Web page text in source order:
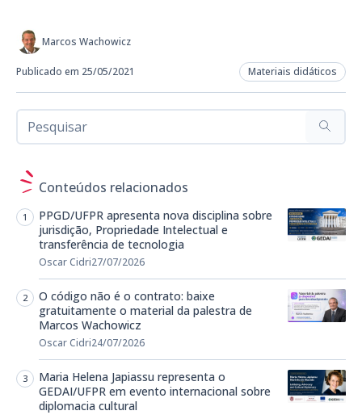
Marcos Wachowicz
Publicado em 25/05/2021 Materiais didáticos
Conteúdos relacionados
PPGD/UFPR apresenta nova disciplina sobre
jurisdição, Propriedade Intelectual e
transferência de tecnologia
Oscar Cidri27/07/2026
O código não é o contrato: baixe
gratuitamente o material da palestra de
Marcos Wachowicz
Oscar Cidri24/07/2026
Maria Helena Japiassu representa o
GEDAI/UFPR em evento internacional sobre
diplomacia cultural